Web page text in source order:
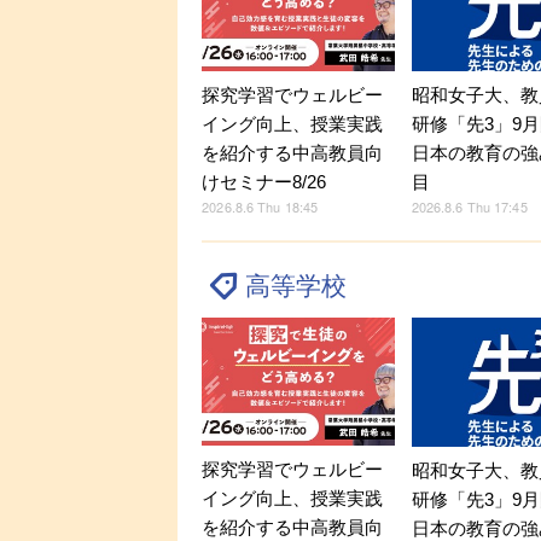
探究学習でウェルビー
イング向上、授業実践
を紹介する中高教員向
けセミナー8/26
2026.8.6 Thu 18:45
昭和女子大、
研修「先3」9
日本の教育の
目
2026.8.6 Thu 17:45
高等学校
探究学習でウェルビー
イング向上、授業実践
を紹介する中高教員向
昭和女子大、
研修「先3」9
日本の教育の